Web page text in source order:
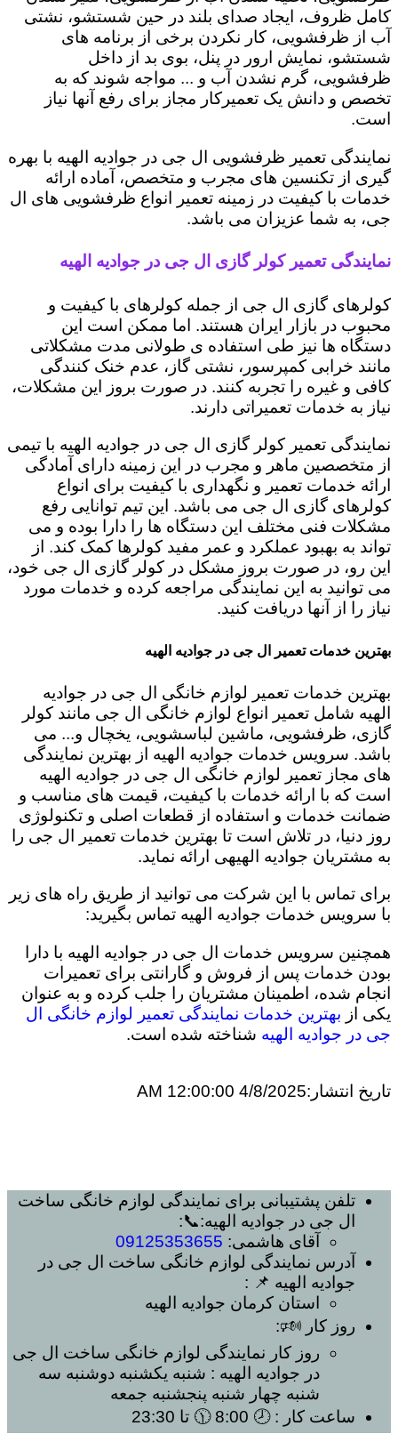
کامل ظروف، ایجاد صدای بلند در حین شستشو، نشتی
آب از ظرفشویی، کار نکردن برخی از برنامه های
شستشو، نمایش ارور در پنل، بوی بد از داخل
ظرفشویی، گرم نشدن آب و ... مواجه شوند که به
تخصص و دانش یک تعمیرکار مجاز برای رفع آنها نیاز
است.
نمایندگی تعمیر ظرفشویی ال جی در جوادیه الهیه با بهره
گیری از تکنسین های مجرب و متخصص، آماده ارائه
خدمات با کیفیت در زمینه تعمیر انواع ظرفشویی های ال
جی، به شما عزیزان می باشد.
نمایندگی تعمیر کولر گازی ال جی در جوادیه الهیه
کولرهای گازی ال جی از جمله کولرهای با کیفیت و
محبوب در بازار ایران هستند. اما ممکن است این
دستگاه ها نیز طی استفاده ی طولانی مدت مشکلاتی
مانند خرابی کمپرسور، نشتی گاز، عدم خنک کنندگی
کافی و غیره را تجربه کنند. در صورت بروز این مشکلات،
نیاز به خدمات تعمیراتی دارند.
نمایندگی تعمیر کولر گازی ال جی در جوادیه الهیه با تیمی
از متخصصین ماهر و مجرب در این زمینه دارای آمادگی
ارائه خدمات تعمیر و نگهداری با کیفیت برای انواع
کولرهای گازی ال جی می باشد. این تیم توانایی رفع
مشکلات فنی مختلف این دستگاه ها را دارا بوده و می
تواند به بهبود عملکرد و عمر مفید کولرها کمک کند. از
این رو، در صورت بروز مشکل در کولر گازی ال جی خود،
می توانید به این نمایندگی مراجعه کرده و خدمات مورد
نیاز را از آنها دریافت کنید.
بهترین خدمات تعمیر ال جی در جوادیه الهیه
بهترین خدمات تعمیر لوازم خانگی ال جی در جوادیه
الهیه شامل تعمیر انواع لوازم خانگی ال جی مانند کولر
گازی، ظرفشویی، ماشین لباسشویی، یخچال و... می
باشد. سرویس خدمات جوادیه الهیه از بهترین نمایندگی
های مجاز تعمیر لوازم خانگی ال جی در جوادیه الهیه
است که با ارائه خدمات با کیفیت، قیمت های مناسب و
ضمانت خدمات و استفاده از قطعات اصلی و تکنولوژی
روز دنیا، در تلاش است تا بهترین خدمات تعمیر ال جی را
به مشتریان جوادیه الهیهی ارائه نماید.
برای تماس با این شرکت می توانید از طریق راه های زیر
با سرویس خدمات جوادیه الهیه تماس بگیرید:
همچنین سرویس خدمات ال جی در جوادیه الهیه با دارا
بودن خدمات پس از فروش و گارانتی برای تعمیرات
انجام شده، اطمینان مشتریان را جلب کرده و به عنوان
یکی از بهترین خدمات نمایندگی تعمیر لوازم خانگی ال
جی در جوادیه الهیه شناخته شده است.
تاریخ انتشار:4/8/2025 12:00:00 AM
تلفن پشتیبانی برای نمایندگی لوازم خانگی ساخت
ال جی در جوادیه الهیه:📞:
آقای هاشمی: 09125353655
آدرس نمایندگی لوازم خانگی ساخت ال جی در
جوادیه الهیه 📌 :
استان کرمان جوادیه الهیه
روز کار 🕬:
روز کار نمایندگی لوازم خانگی ساخت ال جی
در جوادیه الهیه : شنبه یکشنبه دوشنبه سه
شنبه چهار شنبه پنجشنبه جمعه
ساعت کار : 🕗 8:00 🕦 تا 23:30